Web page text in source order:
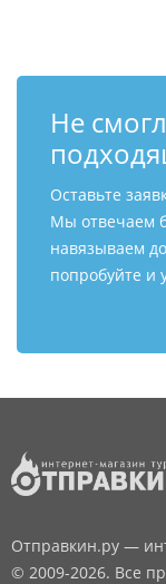
Не
Оставьте
Мы отвечаем
навязываем
попробуйте и
Отправкин.ру —
© 2009-2026. Все